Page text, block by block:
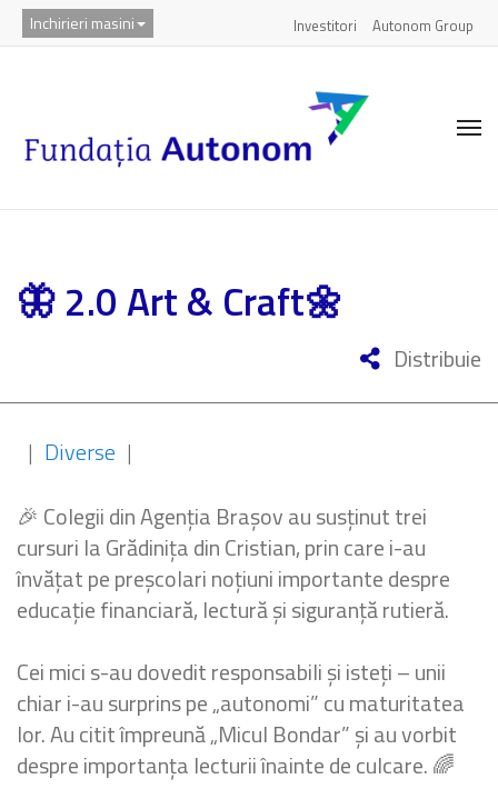
Inchirieri masini Investitori Autonom Group
🦋 2.0 Art & Craft🌼
Distribuie
| Diverse |
🎉 Colegii din Agenția Brașov au susținut trei
cursuri la Grădinița din Cristian, prin care i-au
învățat pe preșcolari noțiuni importante despre
educație financiară, lectură și siguranță rutieră.
Cei mici s-au dovedit responsabili și isteți – unii
chiar i-au surprins pe „autonomi” cu maturitatea
lor. Au citit împreună „Micul Bondar” și au vorbit
despre importanța lecturii înainte de culcare. 🌈